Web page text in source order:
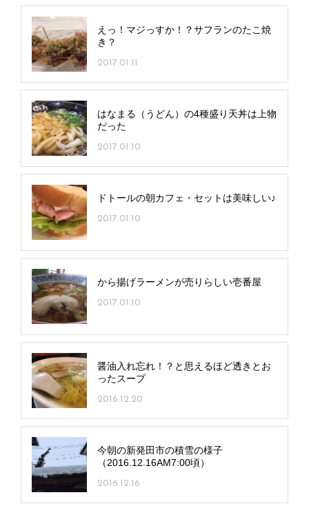
えっ！マジっすか！？サフランのたこ焼
き？
2017.01.11
はなまる（うどん）の4種盛り天丼は上物
だった
2017.01.10
ドトールの朝カフェ・セットは美味しい♪
2017.01.10
から揚げラーメンが売りらしい壱番屋
2017.01.10
醤油入れ忘れ！？と思えるほど透きとお
ったスープ
2016.12.20
今朝の新発田市の積雪の様子
（2016.12.16AM7:00頃）
2016.12.16